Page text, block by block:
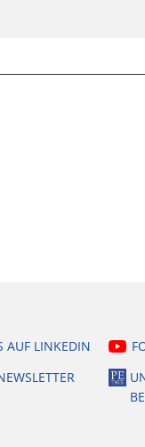
AUF LINKEDIN